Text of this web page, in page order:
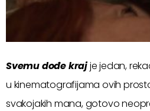
Svemu dođe krajje jedan,
u kinematografijama ovih
svakojakih mana, gotovo